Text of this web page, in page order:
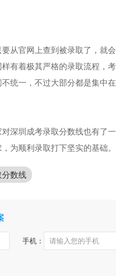
从官网上查到被录取了，就
有着极其严格的录取流程，
统一，不过大部分都是集中
深圳成考录取分数线也有了
为顺利录取打下坚实的基础。
分数线
手机：